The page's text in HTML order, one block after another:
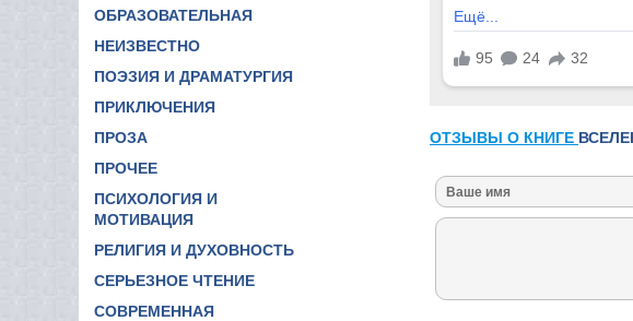
ОБРАЗОВАТЕЛЬНАЯ
НЕИЗВЕСТНО
ПОЭЗИЯ И ДРАМАТУРГИЯ
ПРИКЛЮЧЕНИЯ
ПРОЗА
ПРОЧЕЕ
ПСИХОЛОГИЯ И
МОТИВАЦИЯ
РЕЛИГИЯ И ДУХОВНОСТЬ
СЕРЬЕЗНОЕ ЧТЕНИЕ
СОВРЕМЕННАЯ
ОТЗЫВЫ О КНИГЕ